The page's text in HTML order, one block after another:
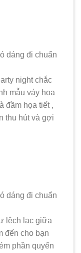
night chắc
mẫu váy họa
đầm họa tiết ,
thu hút và gợi
lệch lạc giữa
đến cho bạn
phần quyến